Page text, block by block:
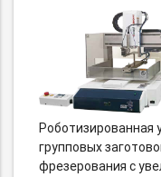
Роботизированная
групповых
фрезерования с